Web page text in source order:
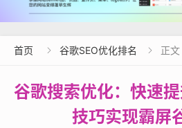
首页  谷歌SEO优化排名  正文
谷歌搜索优化：快速
技巧实现霸屏